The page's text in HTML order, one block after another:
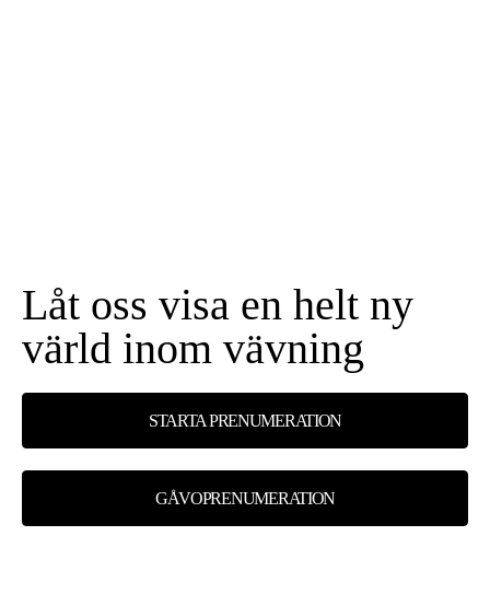
Låt oss visa en helt ny
värld inom vävning
STARTA PRENUMERATION
GÅVOPRENUMERATION